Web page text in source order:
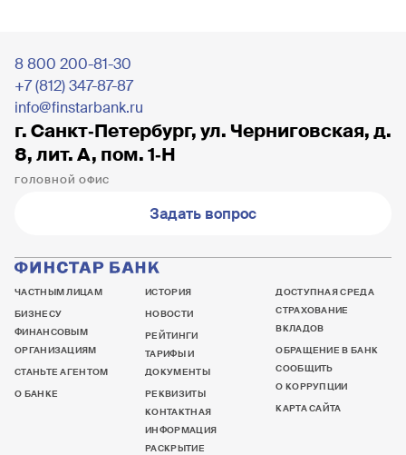
8 800 200-81-30
+7 (812) 347-87-87
info@finstarbank.ru
г. Санкт‐Петербург, ул. Черниговская, д.
8, лит. А, пом. 1‐Н
ГОЛОВНОЙ ОФИС
Задать вопрос
ЧАСТНЫМ ЛИЦАМ
БИЗНЕСУ
ФИНАНСОВЫМ
ОРГАНИЗАЦИЯМ
СТАНЬТЕ АГЕНТОМ
О БАНКЕ
ИСТОРИЯ
НОВОСТИ
РЕЙТИНГИ
ТАРИФЫ И
ДОКУМЕНТЫ
РЕКВИЗИТЫ
КОНТАКТНАЯ
ИНФОРМАЦИЯ
РАСКРЫТИЕ
ДОСТУПНАЯ СРЕДА
СТРАХОВАНИЕ
ВКЛАДОВ
ОБРАЩЕНИЕ В БАНК
СООБЩИТЬ
О КОРРУПЦИИ
КАРТА САЙТА